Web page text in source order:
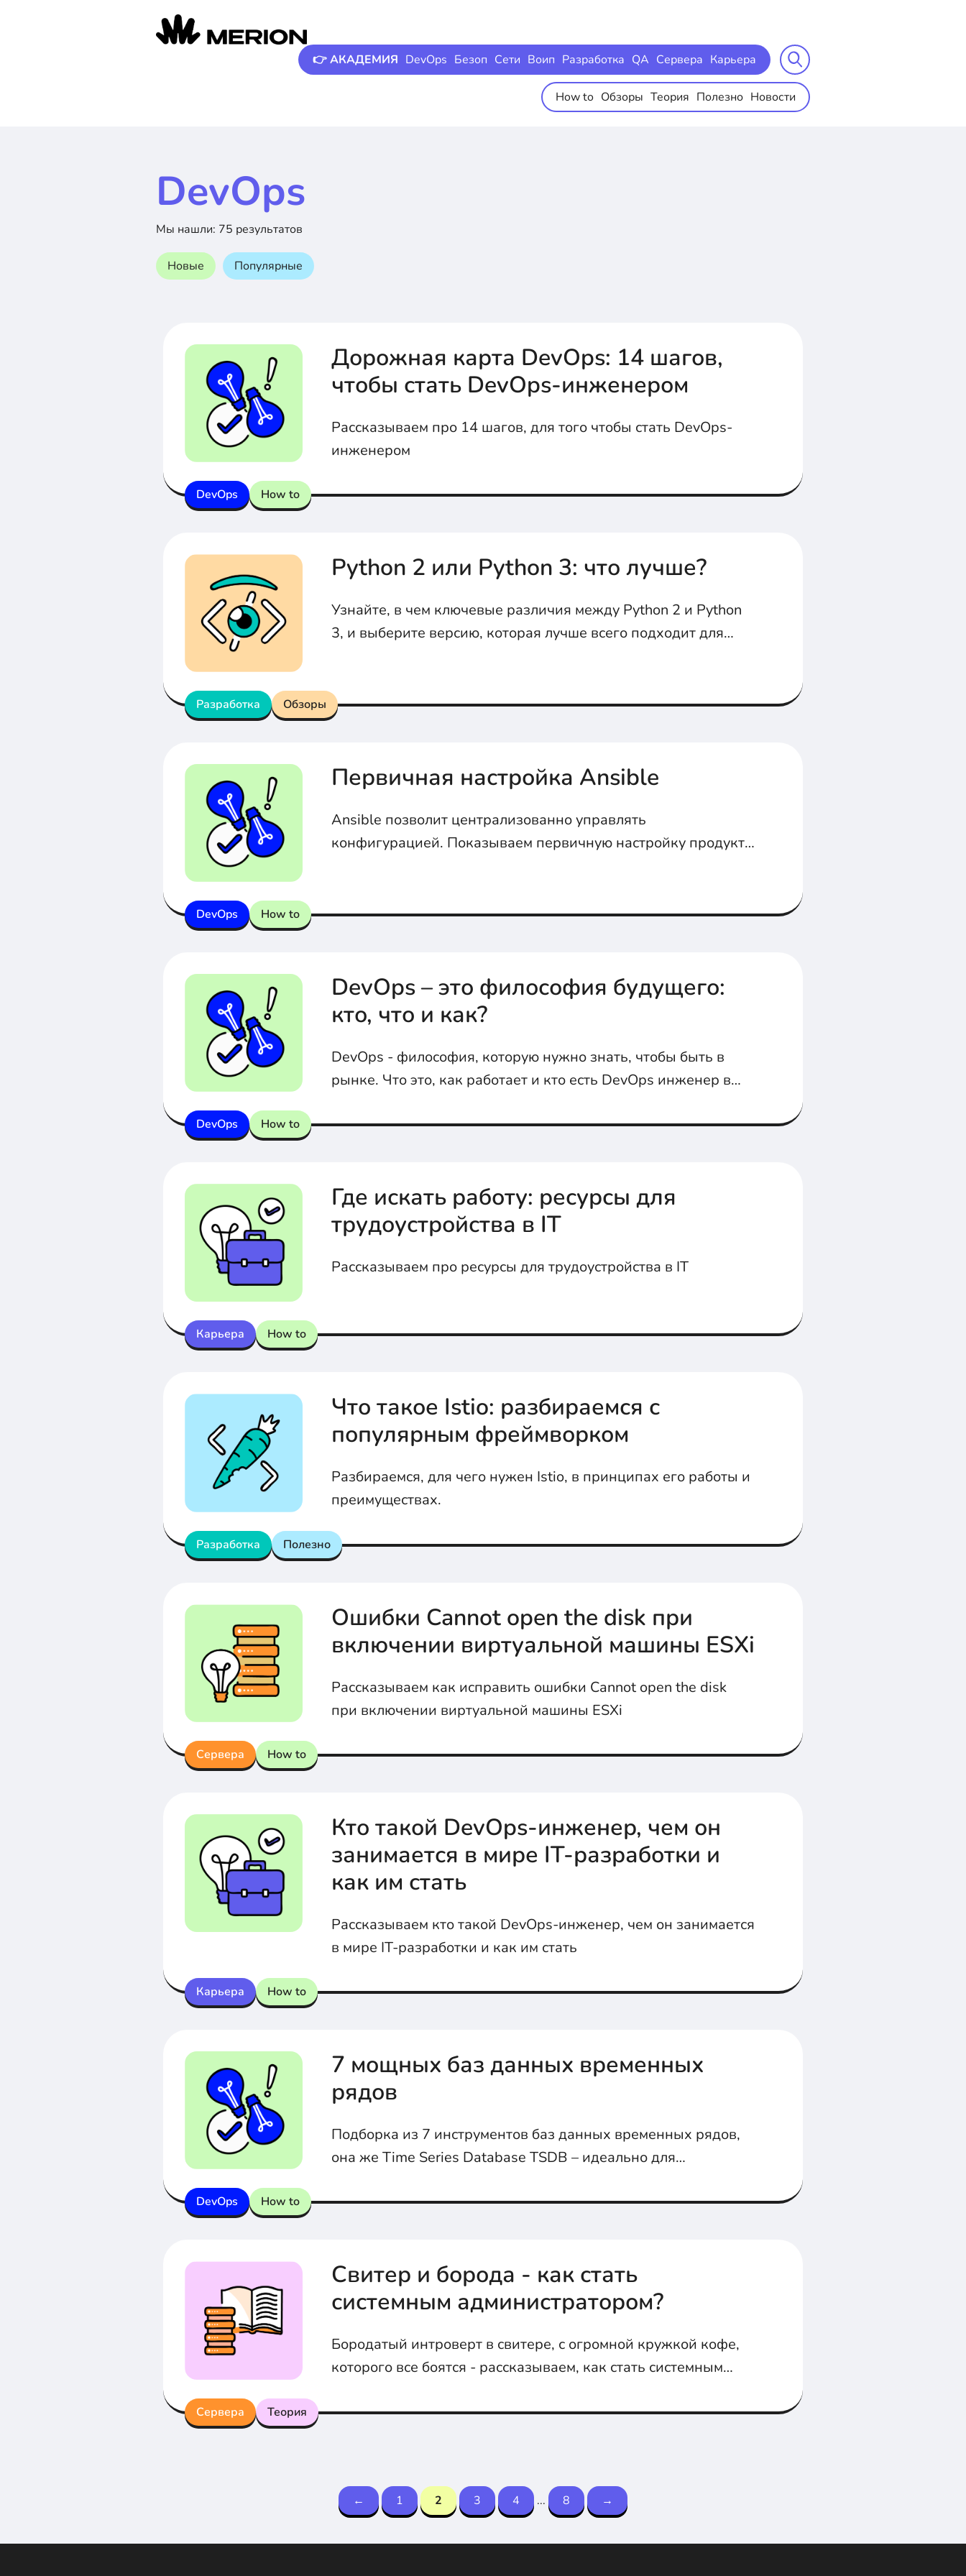
👉 АКАДЕМИЯ DevOps Безоп Сети Воип Разработка QA Сервера Карьера
How to Обзоры Теория Полезно Новости
DevOps
Мы нашли: 75 результатов
Новые Популярные
DevOps How to
Дорожная карта DevOps: 14 шагов,
чтобы стать DevOps-инженером
Рассказываем про 14 шагов, для того чтобы стать DevOps-
инженером
Разработка Обзоры
Python 2 или Python 3: что лучше?
Узнайте, в чем ключевые различия между Python 2 и Python
3, и выберите версию, которая лучше всего подходит для
DevOps How to
Первичная настройка Ansible
Ansible позволит централизованно управлять
конфигурацией. Показываем первичную настройку продукта
DevOps How to
DevOps – это философия будущего:
кто, что и как?
DevOps - философия, которую нужно знать, чтобы быть в
рынке. Что это, как работает и кто есть DevOps инженер в
Карьера How to
Где искать работу: ресурсы для
трудоустройства в IT
Рассказываем про ресурсы для трудоустройства в IT
Разработка Полезно
Что такое Istio: разбираемся с
популярным фреймворком
Разбираемся, для чего нужен Istio, в принципах его работы и
преимуществах.
Сервера How to
Ошибки Cannot open the disk при
включении виртуальной машины ESXi
Рассказываем как исправить ошибки Cannot open the disk
при включении виртуальной машины ESXi
Карьера How to
Кто такой DevOps-инженер, чем он
занимается в мире IT-разработки и
как им стать
Рассказываем кто такой DevOps-инженер, чем он занимается
в мире IT-разработки и как им стать
DevOps How to
7 мощных баз данных временных
рядов
Подборка из 7 инструментов баз данных временных рядов,
она же Time Series Database TSDB – идеально для
Сервера Теория
Свитер и борода - как стать
системным администратором?
Бородатый интроверт в свитере, с огромной кружкой кофе,
которого все боятся - рассказываем, как стать системным
← 1 2 3 4 ... 8 →